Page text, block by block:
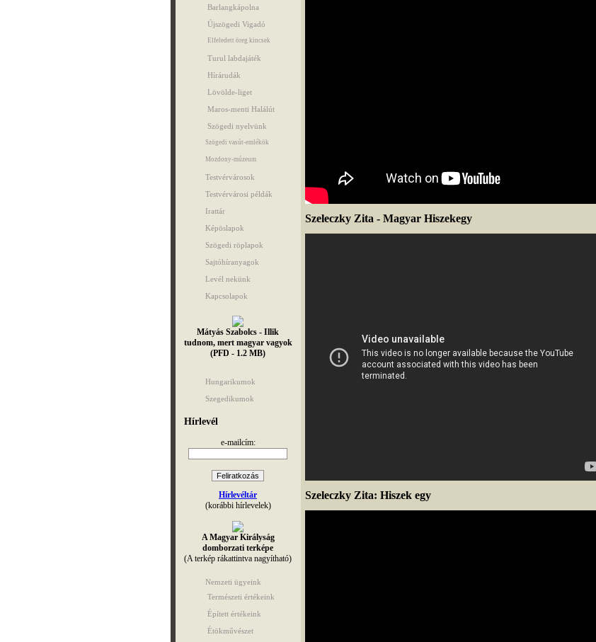
Barlangkápolna
Újszögedi Vigadó
Elfeledett öreg kincsek
Turul labdajáték
Hírárudák
Lövölde-liget
Maros-menti Halálút
Szögedi nyelvünk
Szögedi vasút-emlékök
Mozdony-múzeum
Testvérvárosok
Testvérvárosi példák
Irattár
Képöslapok
Szögedi röplapok
Sajtóhíranyagok
Levél nekünk
Kapcsolapok
Mátyás Szabolcs - Illik
tudnom, mert magyar vagyok
(PFD - 1.2 MB)
Hungarikumok
Szegedikumok
Hírlevél
e-mailcím:
Hírlevéltár
(korábbi hírlevelek)
A Magyar Királyság
domborzati terképe
(A terkép rákattintva nagyítható)
Nemzeti ügyeink
Természeti értékeink
Épített értékeink
Étökművészet
Szeleczky Zita - Magyar Hiszekegy
Szeleczky Zita: Hiszek egy